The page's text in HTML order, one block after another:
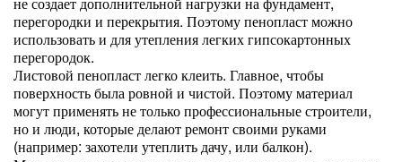
перегородки и перекрытия. Поэтому пенопласт можно
использовать и для утепления легких гипсокартонных
перегородок.
Листовой пенопласт легко клеить. Главное, чтобы
поверхность была ровной и чистой. Поэтому материал
могут применять не только профессиональные строители,
но и люди, которые делают ремонт своими руками
(например: захотели утеплить дачу, или балкон).